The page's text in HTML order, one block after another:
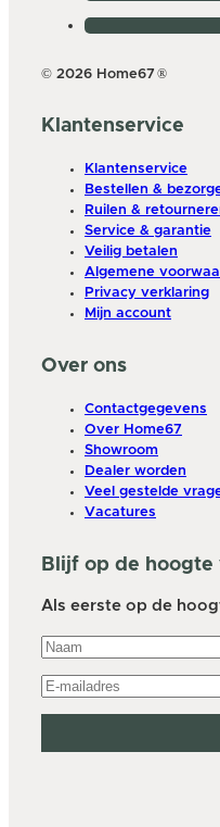
© 2026 Home67 ®
Klantenservice
Klantenservice
Bestellen &
Ruilen &
Service & garantie
Veilig betalen
Algemene
Privacy verklaring
Mijn account
Over ons
Contactgegevens
Over Home67
Showroom
Dealer worden
Veel gestelde
Vacatures
Blijf op de
Als eerste op de